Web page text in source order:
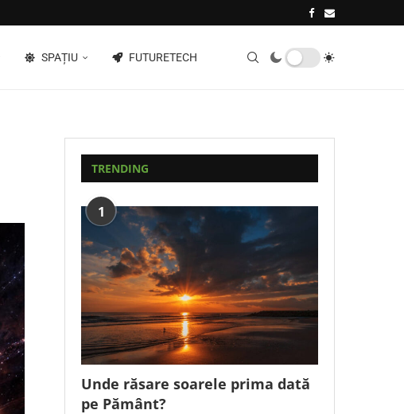
SPAȚIU FUTURETECH
TRENDING
1
Unde răsare soarele prima dată
pe Pământ?